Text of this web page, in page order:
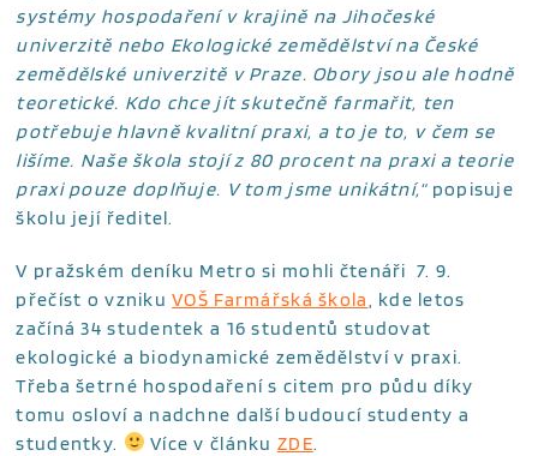
systémy hospodaření v krajině na Jihočeské
univerzitě nebo Ekologické zemědělství na České
zemědělské univerzitě v Praze. Obory jsou ale hodně
teoretické. Kdo chce jít skutečně farmařit, ten
potřebuje hlavně kvalitní praxi, a to je to, v čem se
lišíme. Naše škola stojí z 80 procent na praxi a teorie
praxi pouze doplňuje. V tom jsme unikátní,“popisuje
školu její ředitel.
V pražském deníku Metro si mohli čtenáři 7. 9.
přečíst o vznikuVOŠ Farmářská škola
, kde letos
začíná 34 studentek a 16 studentů studovat
ekologické a biodynamické zemědělství v praxi.
Třeba šetrné hospodaření s citem pro půdu díky
tomu osloví a nadchne další budoucí studenty a
studentky.
Více v článku ZDE.